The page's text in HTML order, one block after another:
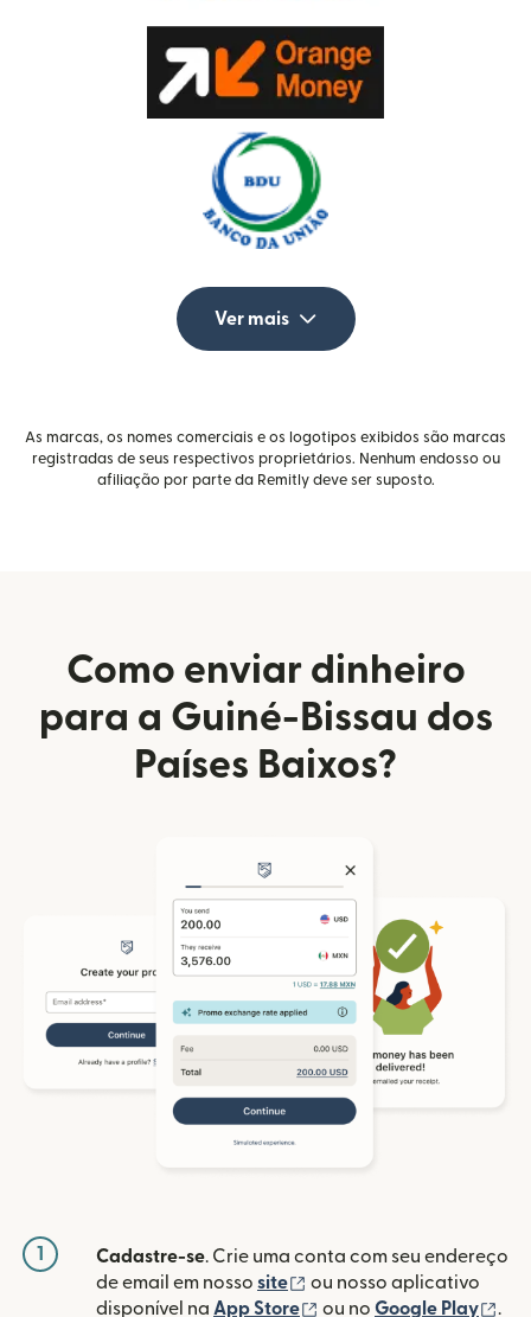
Ver mais
As marcas, os nomes comerciais e os logotipos exibidos são marcas
registradas de seus respectivos proprietários. Nenhum endosso ou
afiliação por parte da Remitly deve ser suposto.
Como enviar dinheiro
para a Guiné-Bissau dos
Países Baixos?
1 Cadastre-se. Crie uma conta com seu endereço
de email em nosso site (abre em uma nova
ou nosso aplicativo
disponível na App Store (abre em uma nova
ou no Google Play .